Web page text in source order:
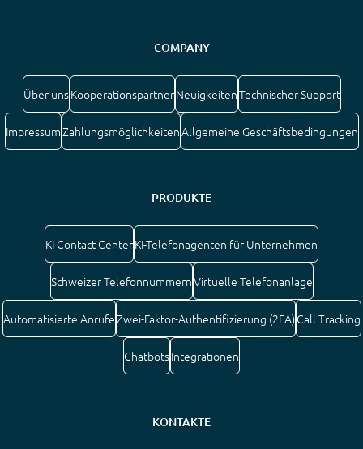
COMPANY
Über unsKooperationspartnerNeuigkeitenTechnischer Support
ImpressumZahlungsmöglichkeitenAllgemeine Geschäftsbedingungen
PRODUKTE
KI Contact CenterKI-Telefonagenten für Unternehmen
Schweizer TelefonnummernVirtuelle Telefonanlage
Automatisierte AnrufeZwei-Faktor-Authentifizierung (2FA)Call Tracking
ChatbotsIntegrationen
KONTAKTE